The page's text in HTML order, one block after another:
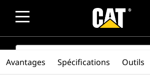
SEARCH
Avantages Spécifications Outils